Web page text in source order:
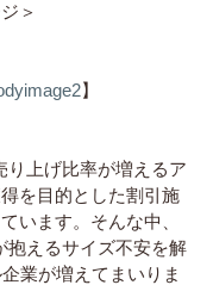
＞
】
上げ比率が増えるア
を目的とした割引施
います。そんな中、
抱えるサイズ不安を解
業が増えてまいりま